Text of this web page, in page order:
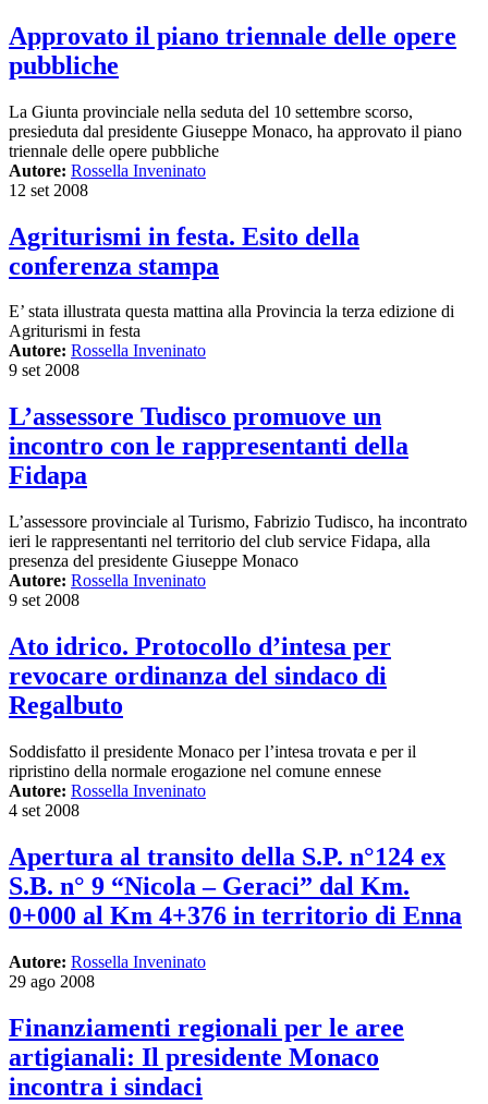
Approvato il piano triennale delle opere
pubbliche
La Giunta provinciale nella seduta del 10 settembre scorso,
presieduta dal presidente Giuseppe Monaco, ha approvato il piano
triennale delle opere pubbliche
Autore: Rossella Inveninato
12 set 2008
Agriturismi in festa. Esito della
conferenza stampa
E’ stata illustrata questa mattina alla Provincia la terza edizione di
Agriturismi in festa
Autore: Rossella Inveninato
9 set 2008
L’assessore Tudisco promuove un
incontro con le rappresentanti della
Fidapa
L’assessore provinciale al Turismo, Fabrizio Tudisco, ha incontrato
ieri le rappresentanti nel territorio del club service Fidapa, alla
presenza del presidente Giuseppe Monaco
Autore: Rossella Inveninato
9 set 2008
Ato idrico. Protocollo d’intesa per
revocare ordinanza del sindaco di
Regalbuto
Soddisfatto il presidente Monaco per l’intesa trovata e per il
ripristino della normale erogazione nel comune ennese
Autore: Rossella Inveninato
4 set 2008
Apertura al transito della S.P. n°124 ex
S.B. n° 9 “Nicola – Geraci” dal Km.
0+000 al Km 4+376 in territorio di Enna
Autore: Rossella Inveninato
29 ago 2008
Finanziamenti regionali per le aree
artigianali: Il presidente Monaco
incontra i sindaci